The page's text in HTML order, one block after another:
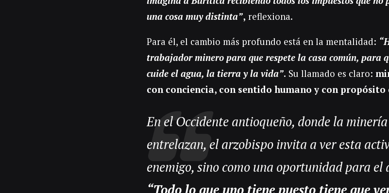
una cosa muy distinta”, reflexiona.
Para él, el cambio más profundo está en la mentalidad:
trabajador minero para que respete la casa común, para
cuide el agua, la tierra y la vida”. Su llamado es claro:
con conciencia, con sentido humano y con
En el Occidente antioqueño, donde la
entrelazan, el arzobispo invita a ver esta
enemigo, sino como una oportunidad para el